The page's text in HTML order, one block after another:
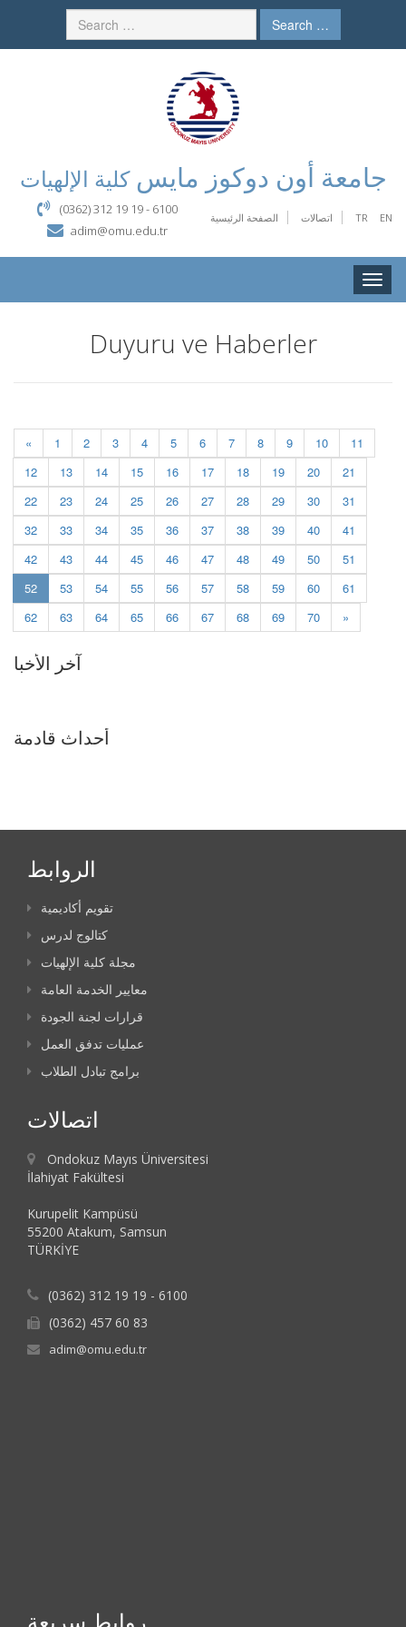
Search …
جامعة أون دوكوز مايسكلية الإلهيات
الصفحة الرئيسية اتصالات TR EN
(0362) 312 19 19 - 6100
adim@omu.edu.tr
Toggle
Duyuru ve Haberler
« 1 2 3 4 5 6 7 8 9 10
11
12
13 14 15 16 17 18 19 20
21
22
23 24 25 26 27 28 29 30
31
32
33 34 35 36 37 38 39 40
41
42
43 44 45 46 47 48 49 50
51
52(current)
53 54 55 56 57 58 59 60
61
62
63 64 65 66 67 68 69 70 »
آخر الأخبا
أحداث قادمة
الروابط
تقويم أكاديمية
كتالوج لدرس
مجلة كلية الإلهيات
معايير الخدمة العامة
قرارات لجنة الجودة
عمليات تدفق العمل
برامج تبادل الطلاب
اتصالات
Ondokuz Mayıs Üniversitesi
İlahiyat Fakültesi
Kurupelit Kampüsü
55200 Atakum, Samsun
TÜRKİYE
(0362) 312 19 19 - 6100
(0362) 457 60 83
adim@omu.edu.tr
روابط سريعة